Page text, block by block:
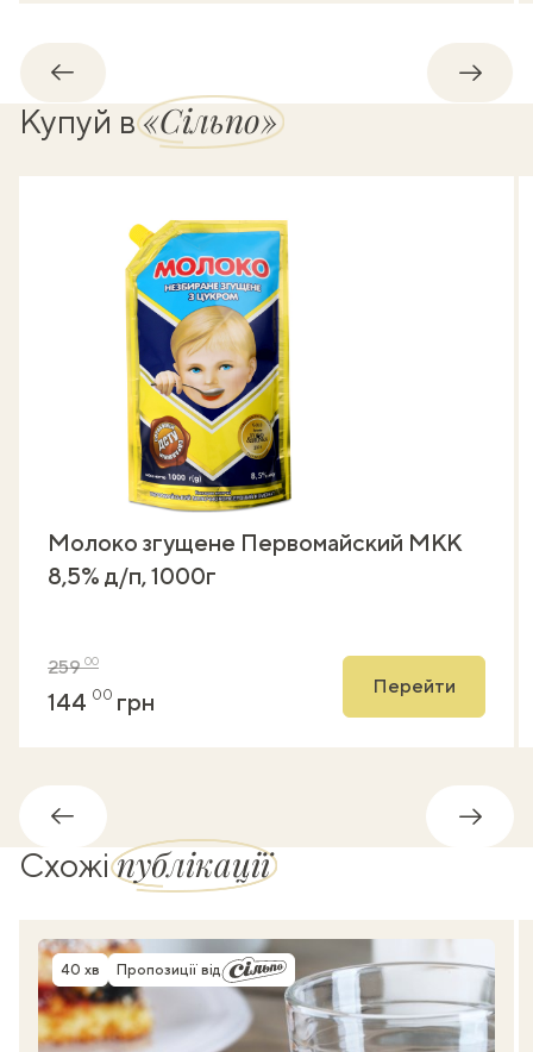
Назад
Купуй в«Сільпо»
Молоко згущене Первомайский МКК
8,5% д/п, 1000г
25900
144 00 грн
Перейти
Назад
Схожіпублікації
Час приготування
40 хв Пропозиції від